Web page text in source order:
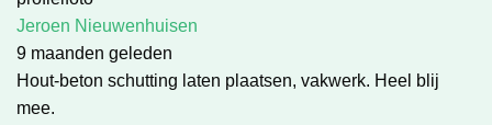
Jeroen Nieuwenhuisen
9 maanden geleden
Hout-beton schutting laten plaatsen, vakwerk. Heel blij
mee.